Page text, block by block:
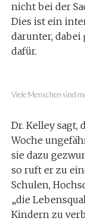
nicht bei der
Dies ist ein
darunter,
dafür.
Viele Menschen sind
Dr. Kelley sagt,
Woche
sie dazu
so ruft er zu
Schulen,
„die
Kindern zu